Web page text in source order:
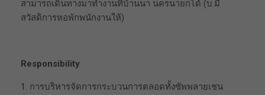
สามารถเดินทางมาทำงานที่บ้านนา นครนายกได้ (บ.มี
สวัสดิการหอพักพนักงานให้)
Responsibility
1. การบริหารจัดการกระบวนการตลอดทั้งซัพพลายเชน